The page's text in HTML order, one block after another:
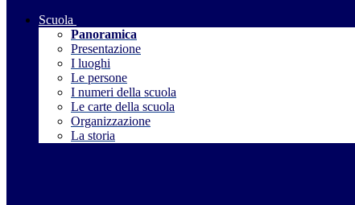
Scuola
Panoramica
Presentazione
I luoghi
Le persone
I numeri della scuola
Le carte della scuola
Organizzazione
La storia